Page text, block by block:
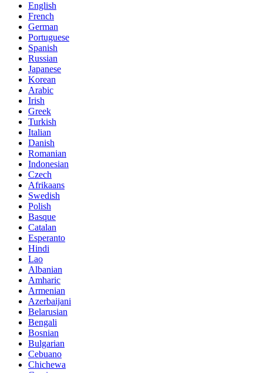
English
French
German
Portuguese
Spanish
Russian
Japanese
Korean
Arabic
Irish
Greek
Turkish
Italian
Danish
Romanian
Indonesian
Czech
Afrikaans
Swedish
Polish
Basque
Catalan
Esperanto
Hindi
Lao
Albanian
Amharic
Armenian
Azerbaijani
Belarusian
Bengali
Bosnian
Bulgarian
Cebuano
Chichewa